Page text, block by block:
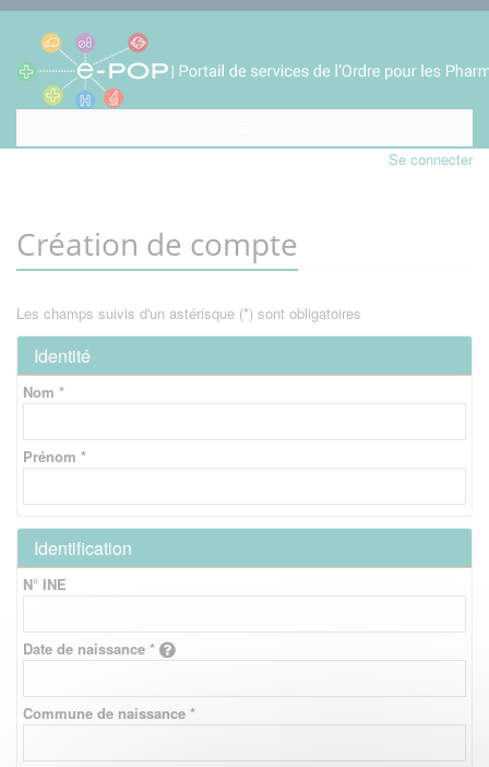
Se connecter
Création de compte
Les champs suivis d'un astérisque (*) sont obligatoires
Identité
Nom *
Prénom *
Identification
N° INE
Date de naissance *
Commune de naissance *